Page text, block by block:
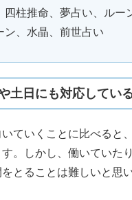
四柱推命、夢占い、ルー
ン、水晶、前世占い
土日にも対応してい
ていくことに比べると
す。しかし、働いていた
とることは難しいと思い